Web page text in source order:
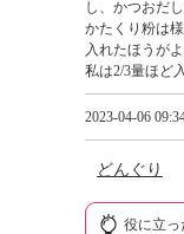
し、かつおだし
かたくり粉は
入れたほうが
私は2/3量ほど
2023-04-06
どんぐり
役に立っ